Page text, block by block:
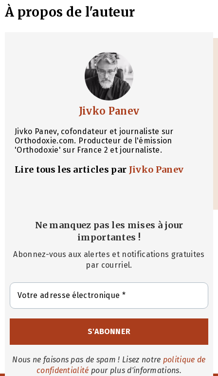
À propos de l'auteur
Jivko Panev
Jivko Panev, cofondateur et journaliste sur
Orthodoxie.com. Producteur de l'émission
'Orthodoxie' sur France 2 et journaliste.
Lire tous les articles par Jivko Panev
Ne manquez pas les mises à jour
importantes !
Abonnez-vous aux alertes et notifications gratuites
par courriel.
Nous ne faisons pas de spam ! Lisez notre politique de
confidentialité pour plus d'informations.